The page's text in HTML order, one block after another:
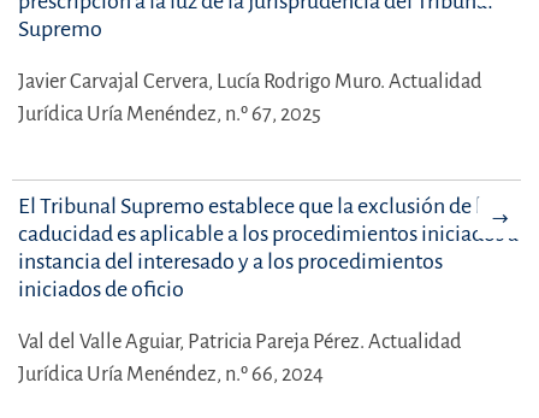
Supremo
Javier Carvajal Cervera, Lucía Rodrigo Muro. Actualidad
Jurídica Uría Menéndez, n.º 67, 2025
El Tribunal Supremo establece que la exclusión de la
caducidad es aplicable a los procedimientos iniciados a
instancia del interesado y a los procedimientos
iniciados de oficio
Val del Valle Aguiar, Patricia Pareja Pérez. Actualidad
Jurídica Uría Menéndez, n.º 66, 2024